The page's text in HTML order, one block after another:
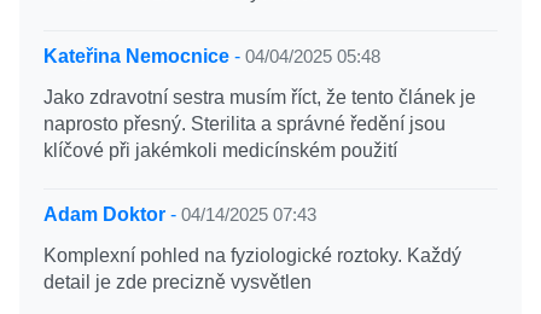
Kateřina Nemocnice - 04/04/2025 05:48
Jako zdravotní sestra musím říct, že tento článek je
naprosto přesný. Sterilita a správné ředění jsou
klíčové při jakémkoli medicínském použití
Adam Doktor - 04/14/2025 07:43
Komplexní pohled na fyziologické roztoky. Každý
detail je zde precizně vysvětlen